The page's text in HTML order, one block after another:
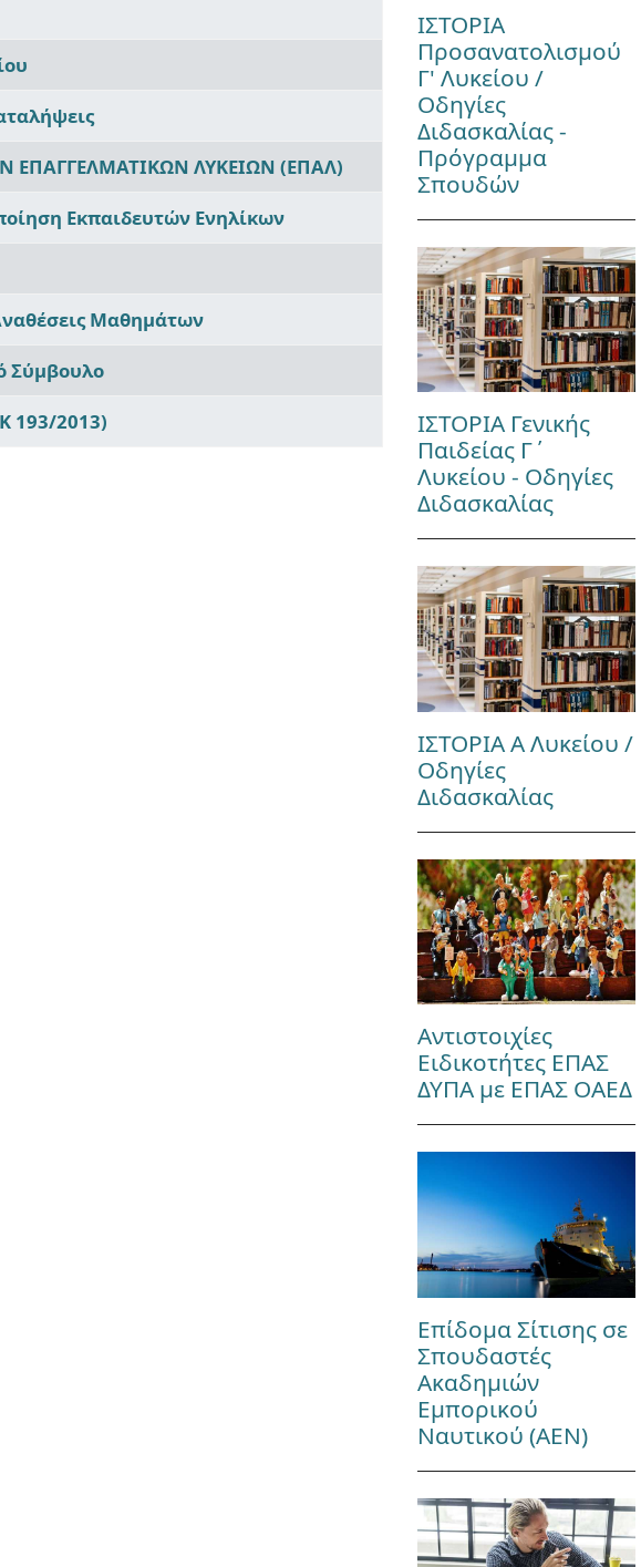
ΕΠΑΓΓΕΛΜΑΤΙΚΩΝ ΛΥΚΕΙΩΝ (ΕΠΑΛ)
Εκπαιδευτών Ενηλίκων
Μαθημάτων
Σύμβουλο
193/2013)
ΙΣΤΟΡΙΑ
Προσανατολισμού
Γ' Λυκείου /
Οδηγίες
Διδασκαλίας -
Πρόγραμμα
Σπουδών
ΙΣΤΟΡΙΑ Γενικής
Παιδείας Γ΄
Λυκείου - Οδηγίες
Διδασκαλίας
ΙΣΤΟΡΙΑ Α Λυκείου /
Οδηγίες
Διδασκαλίας
Αντιστοιχίες
Ειδικοτήτες ΕΠΑΣ
ΔΥΠΑ με ΕΠΑΣ ΟΑΕΔ
Επίδομα Σίτισης σε
Σπουδαστές
Ακαδημιών
Εμπορικού
Ναυτικού (ΑΕΝ)